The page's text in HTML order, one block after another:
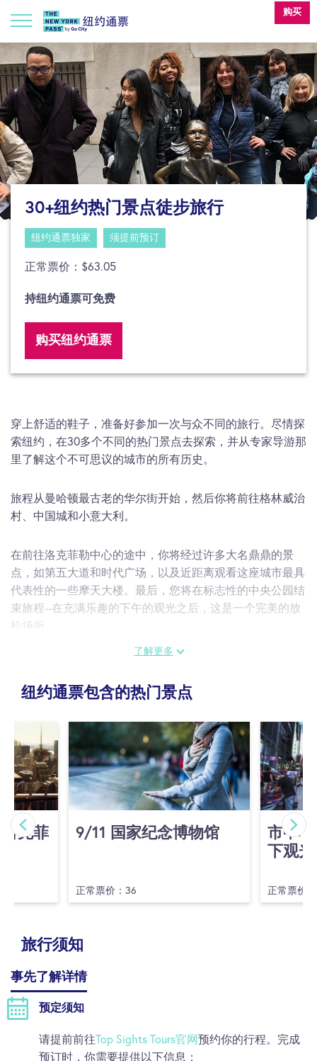
购买
30+纽约热门景点徒步旅行
纽约通票独家 须提前预订
正常票价：$63.05
持纽约通票可免费
购买纽约通票
穿上舒适的鞋子，准备好参加一次与众不同的旅行。尽情探
索纽约，在30多个不同的热门景点去探索，并从专家导游那
里了解这个不可思议的城市的所有历史。
旅程从曼哈顿最古老的华尔街开始，然后你将前往格林威治
村、中国城和小意大利。
在前往洛克菲勒中心的途中，你将经过许多大名鼎鼎的景
点，如第五大道和时代广场，以及近距离观看这座城市最具
代表性的一些摩天大楼。最后，您将在标志性的中央公园结
束旅程--在充满乐趣的下午的观光之后，这是一个完美的放
松场所。
了解更多
纽约通票包含的热门景点
克菲 9/​11 国家纪念博物馆
正常票价：36
市中
下观
正常票价
旅行须知
事先了解详情
预定须知
请提前前往Top Sights Tours官网预约你的行程。完成
预订时，你需要提供以下信息：